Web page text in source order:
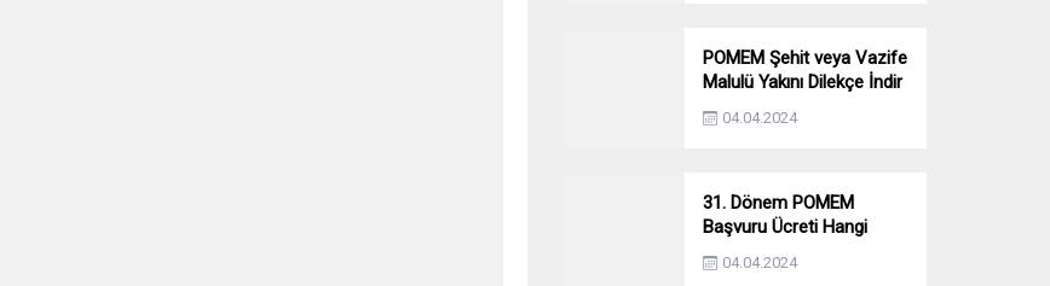
POMEM Şehit veya Vazife
Malulü Yakını Dilekçe İndir
04.04.2024
31. Dönem POMEM
Başvuru Ücreti Hangi
Bankaya Yatırılacak?
04.04.2024